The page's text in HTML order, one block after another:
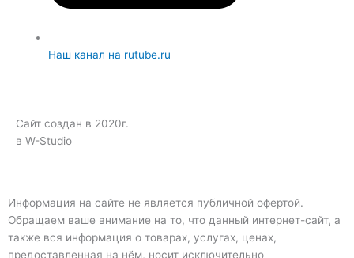
Наш канал на rutube.ru
Сайт создан в 2020г.
в W-Studio
Информация на сайте не является публичной офертой.
Обращаем ваше внимание на то, что данный интернет-сайт, а
также вся информация о товарах, услугах, ценах,
предоставленная на нём, носит исключительно